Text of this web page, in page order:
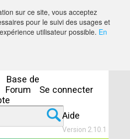
Base de
Forum
Se connecter
Aide
Version 2.10.1
sur ce site, vous acceptez
pour le suivi des usages et
utilisateur possible. En